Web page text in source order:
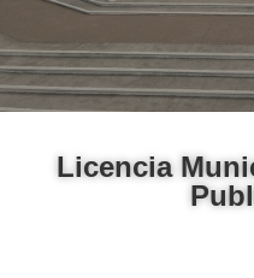
Licencia